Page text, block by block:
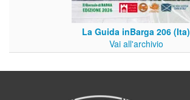
La Guida inBarga 206 (Ita)
Vai all'archivio